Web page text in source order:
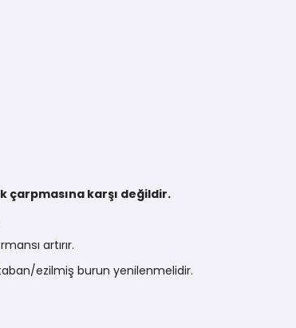
çarpmasına karşı değildir.
artırır.
taban/ezilmiş burun yenilenmelidir.